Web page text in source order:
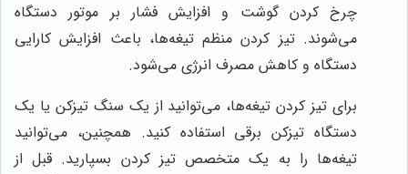
چرخ کردن گوشت و افزایش فشار بر موتور دستگاه
می‌شوند. تیز کردن منظم تیغه‌ها، باعث افزایش کارایی
دستگاه و کاهش مصرف انرژی می‌شود.
برای تیز کردن تیغه‌ها، می‌توانید از یک سنگ تیزکن یا یک
دستگاه تیزکن برقی استفاده کنید. همچنین، می‌توانید
تیغه‌ها را به یک متخصص تیز کردن بسپارید. قبل از